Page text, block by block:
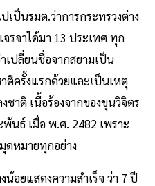
ป็นรมต.ว่าการกระทรวงต่าง
รจาได้มา 13 ประเทศ ทุก
เปลี่ยนชื่อจากสยามเป็น
ติครั้งแรกด้วยและเป็นเหตุ
าติ เนื้อร้องจากของขุนวิจิตร
นธ์ เมื่อ พ.ศ. 2482 เพราะ
ดหมายทุกอย่าง
อยแสดงความสำเร็จ ว่า 7 ปี